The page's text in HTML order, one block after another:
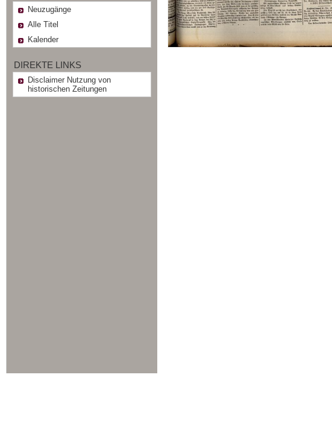
Neuzugänge
Alle Titel
Kalender
DIREKTE LINKS
Disclaimer Nutzung von
historischen Zeitungen